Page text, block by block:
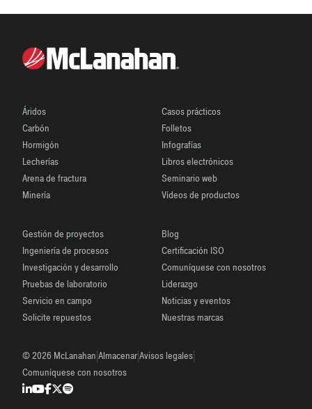
Áridos
Carbón
Hormigón
Lecherías
Arena de fractura
Minería
Casos prácticos
Folletos
Infografías
Libros electrónicos
Seminario web
Vídeos de productos
Gestión de proyectos
Ingeniería de procesos
Investigación y desarrollo
Pruebas de laboratorio
Servicio en campo
Solicite repuestos
Blog
Certificación ISO
Comuníquese con nosotros
Liderazgo
Noticias y eventos
Nuestras marcas
© 2026 McLanahan AlmacenarAvisos legales
Comuníquese con nosotros